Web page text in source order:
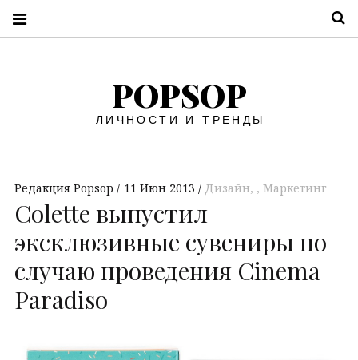
POPSOP
ЛИЧНОСТИ И ТРЕНДЫ
Редакция Popsop 11 Июн 2013 Дизайн, Маркетинг
Colette выпустил
эксклюзивные сувениры по
случаю проведения Cinema
Paradiso